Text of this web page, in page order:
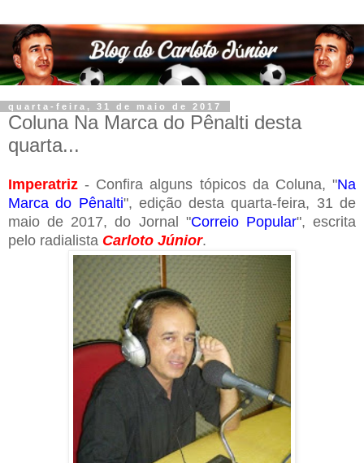
quarta-feira, 31 de maio de 2017
Coluna Na Marca do Pênalti desta
quarta...
Imperatriz - Confira alguns tópicos da Coluna, "Na
Marca do Pênalti", edição desta quarta-feira, 31 de
maio de 2017, do Jornal "Correio Popular", escrita
pelo radialista Carloto Júnior.